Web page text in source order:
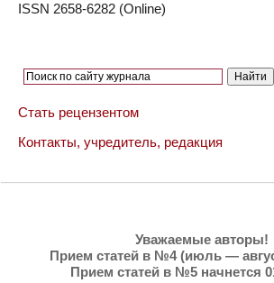
ISSN 2658-6282 (Online)
Стать рецензентом
Контакты, учредитель, редакция
Уважаемые авторы!
Прием статей в №4 (июль —
Прием статей в №5 начнется